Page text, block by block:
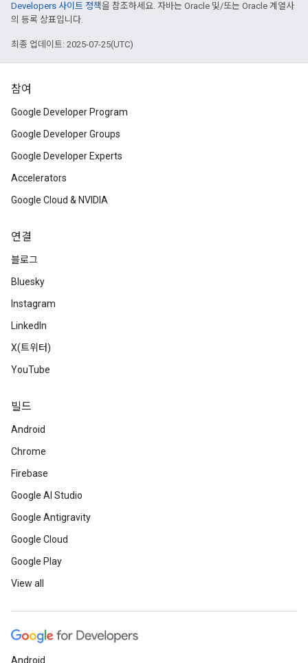
Developers 사이트 정책을 참조하세요. 자바는 Oracle 및/또는 Oracle 계열사
의 등록 상표입니다.
최종 업데이트: 2025-07-25(UTC)
참여
Google Developer Program
Google Developer Groups
Google Developer Experts
Accelerators
Google Cloud & NVIDIA
연결
블로그
Bluesky
Instagram
LinkedIn
X(트위터)
YouTube
빌드
Android
Chrome
Firebase
Google AI Studio
Google Antigravity
Google Cloud
Google Play
View all
Android